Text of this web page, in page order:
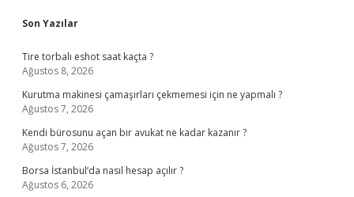
Sidebar
Son Yazılar
Tire torbalı eshot saat kaçta ?
Ağustos 8, 2026
Kurutma makinesi çamaşırları çekmemesi için ne yapmalı ?
Ağustos 7, 2026
Kendi bürosunu açan bir avukat ne kadar kazanır ?
Ağustos 7, 2026
Borsa İstanbul’da nasıl hesap açılır ?
Ağustos 6, 2026